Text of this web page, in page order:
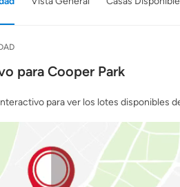
para Cooper Park
para ver los lotes disponibles